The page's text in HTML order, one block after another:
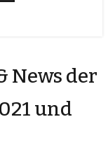
News der
und